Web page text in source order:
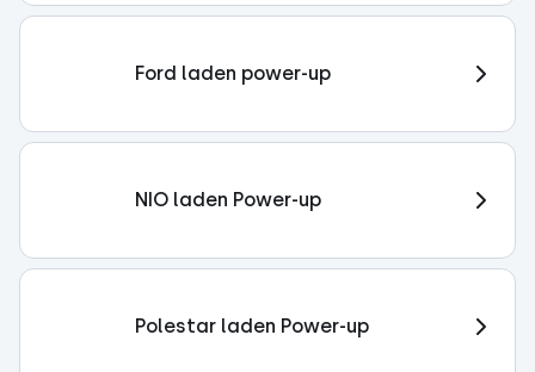
Ford laden power-up
NIO laden Power-up
Polestar laden Power-up